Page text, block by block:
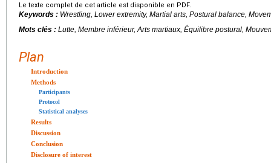
Le texte complet de cet article est disponible en PDF.
Keywords : Wrestling, Lower extremity, Martial arts, Postural balance,
Mots clés : Lutte, Membre inférieur, Arts martiaux, Équilibre postural,
Plan
Introduction
Methods
Participants
Protocol
Statistical analyses
Results
Discussion
Conclusion
Disclosure of interest